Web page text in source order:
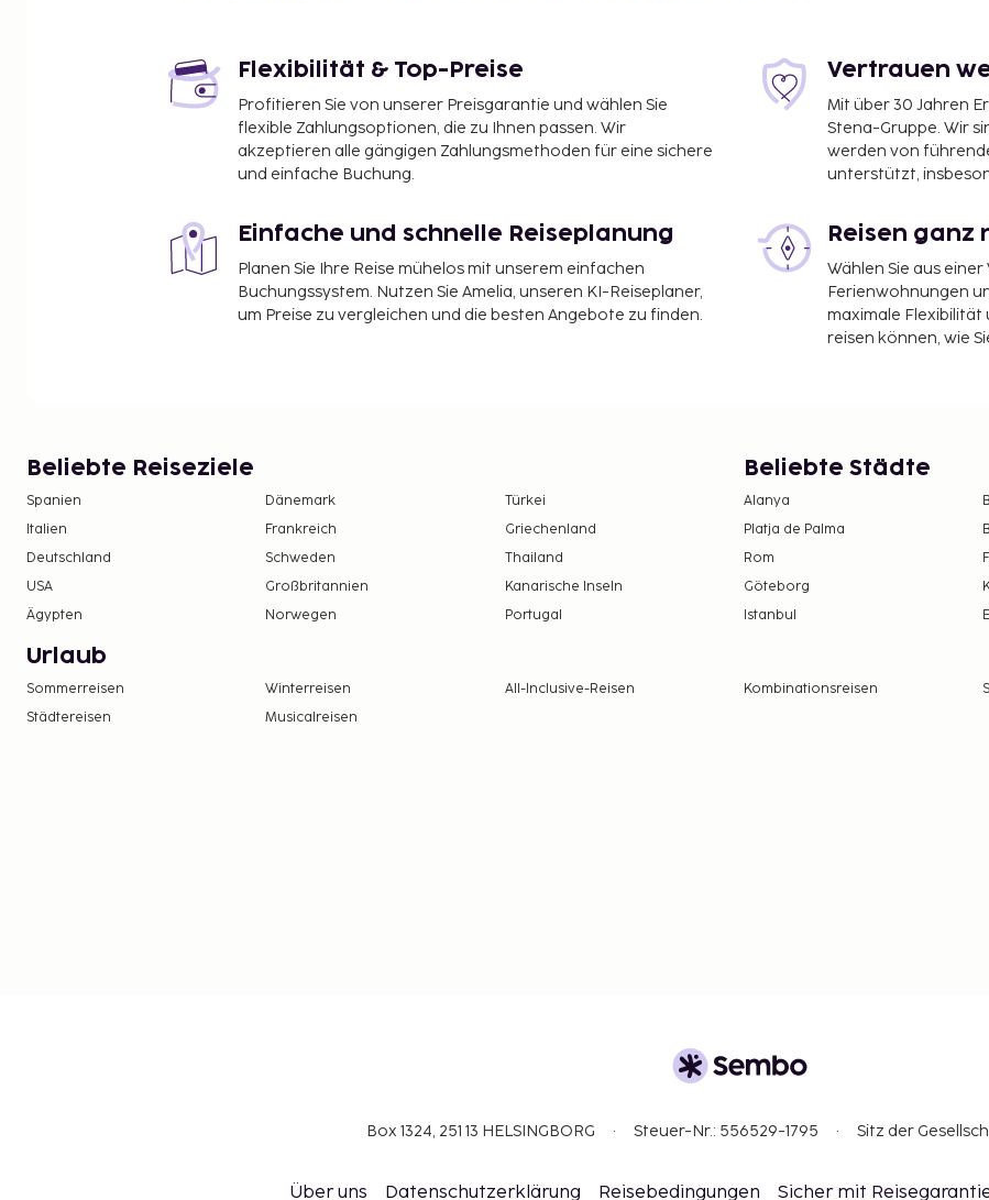
Flexibilität & Top-Preise
Profitieren Sie von unserer Preisgarantie und wählen Sie
flexible Zahlungsoptionen, die zu Ihnen passen. Wir
akzeptieren alle gängigen Zahlungsmethoden für eine sichere
und einfache Buchung.
Vertrauen
Mit über 30 Jahren
Stena-Gruppe. Wir
werden von
unterstützt,
Einfache und schnelle Reiseplanung
Planen Sie Ihre Reise mühelos mit unserem einfachen
Buchungssystem. Nutzen Sie Amelia, unseren KI-Reiseplaner,
um Preise zu vergleichen und die besten Angebote zu finden.
Reisen ganz
Wählen Sie aus
Ferienwohnungen
maximale Flexibilität
reisen können, wie
Beliebte Reiseziele
Spanien Dänemark
Türkei
Italien
Frankreich
Griechenland
Deutschland
Schweden
Thailand
USA
Großbritannien
Kanarische Inseln
Ägypten
Norwegen Portugal
Beliebte Städte
Alanya
Platja de Palma
Rom
Göteborg
Istanbul
Urlaub
Sommerreisen Winterreisen All-Inclusive-Reisen Kombinationsreisen
Städtereisen
Musicalreisen
Box 1324, 251 13 HELSINGBORG Steuer-Nr.: 556529-1795 Sitz der
Über uns Datenschutzerklärung Reisebedingungen Sicher mit